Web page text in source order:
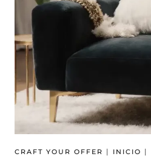
CRAFT YOUR OFFER | INICIO |